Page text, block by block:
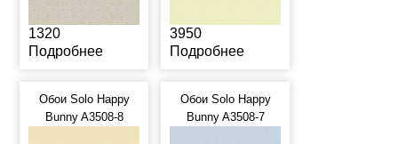
1320
Подробнее
3950
Подробнее
Обои Solo Happy
Bunny A3508-8
Обои Solo Happy
Bunny A3508-7